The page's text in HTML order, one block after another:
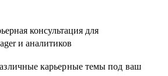
консультация для
и аналитиков
карьерные темы под ваш